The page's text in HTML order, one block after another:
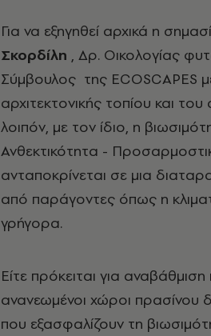
Για να εξηγηθεί αρχικά η
Σκορδίλη , Δρ. Οικολογίας
Σύμβουλος της ECOSCAPES
αρχιτεκτονικής τοπίου και
λοιπόν, με τον ίδιο, η
Ανθεκτικότητα -
ανταποκρίνεται σε μια
από παράγοντες όπως η
γρήγορα.
Είτε πρόκειται για
ανανεωμένοι χώροι πρασίνου
που εξασφαλίζουν τη